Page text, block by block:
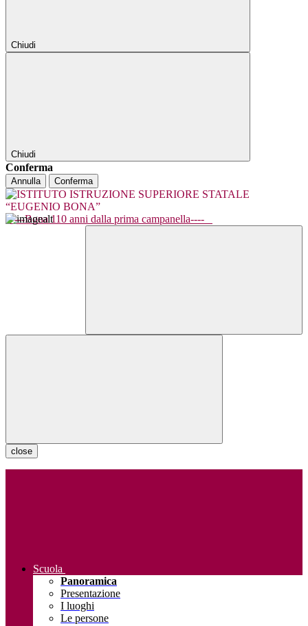
Chiudi
Chiudi
Conferma
Annulla Conferma
----Bona 110 anni dalla prima campanella----
close
Scuola
Panoramica
Presentazione
I luoghi
Le persone